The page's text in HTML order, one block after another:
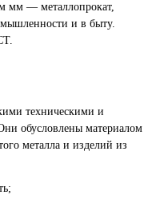
мм — металлопрокат,
и в быту.
техническими и
обусловлены материалом
металла и изделий из